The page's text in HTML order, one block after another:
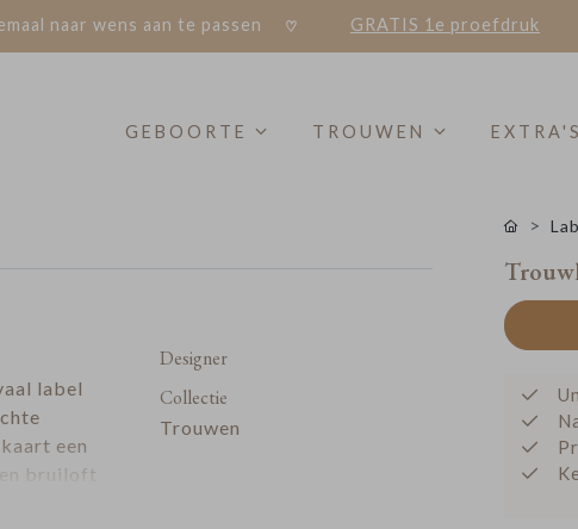
naar wens aan te passen GRATIS 1e proefdruk
GEBOORTE TROUWEN EXTRA'S
label
een
bruiloft
Designer
Collectie
Trouwen